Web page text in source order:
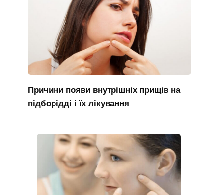
Причини появи внутрішніх прищів на
підборідді і їх лікування